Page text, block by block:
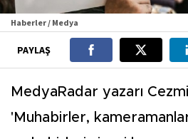
Haberler / Medya
PAYLAŞ
MedyaRadar yazarı
'Muhabirler,